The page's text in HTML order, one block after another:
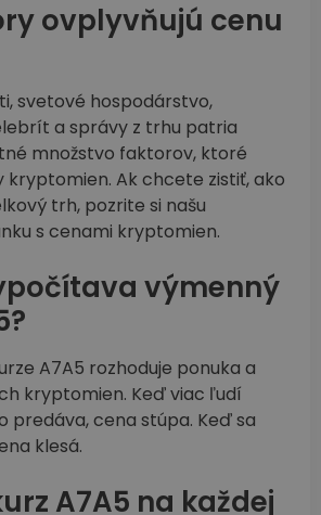
ovplyvňujú cenu
svetové hospodárstvo,
a správy z trhu patria
množstvo faktorov, ktoré
kryptomien. Ak chcete zistiť, ako
trh, pozrite si našu
s cenami kryptomien.
výmenný
A7A5 rozhoduje ponuka a
kryptomien. Keď viac ľudí
predáva, cena stúpa. Keď sa
klesá.
A7A5 na každej